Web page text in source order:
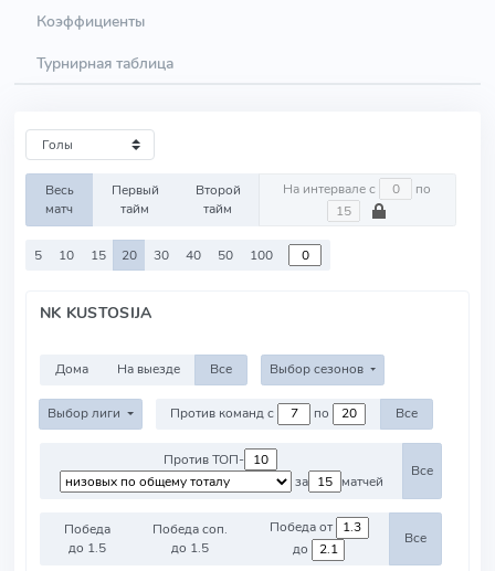
Коэффициенты
Турнирная таблица
Весь
матч
Первый
тайм
Второй
тайм
На интервале с по
5 10 15 20 30 40 50 100
NK KUSTOSIJA
Дома На выезде Все Выбор сезонов
Выбор лиги Против команд с по Все
Против ТОП-
за
матчей
Все
Победа
до 1.5
Победа соп.
до 1.5
Победа от
до
Все